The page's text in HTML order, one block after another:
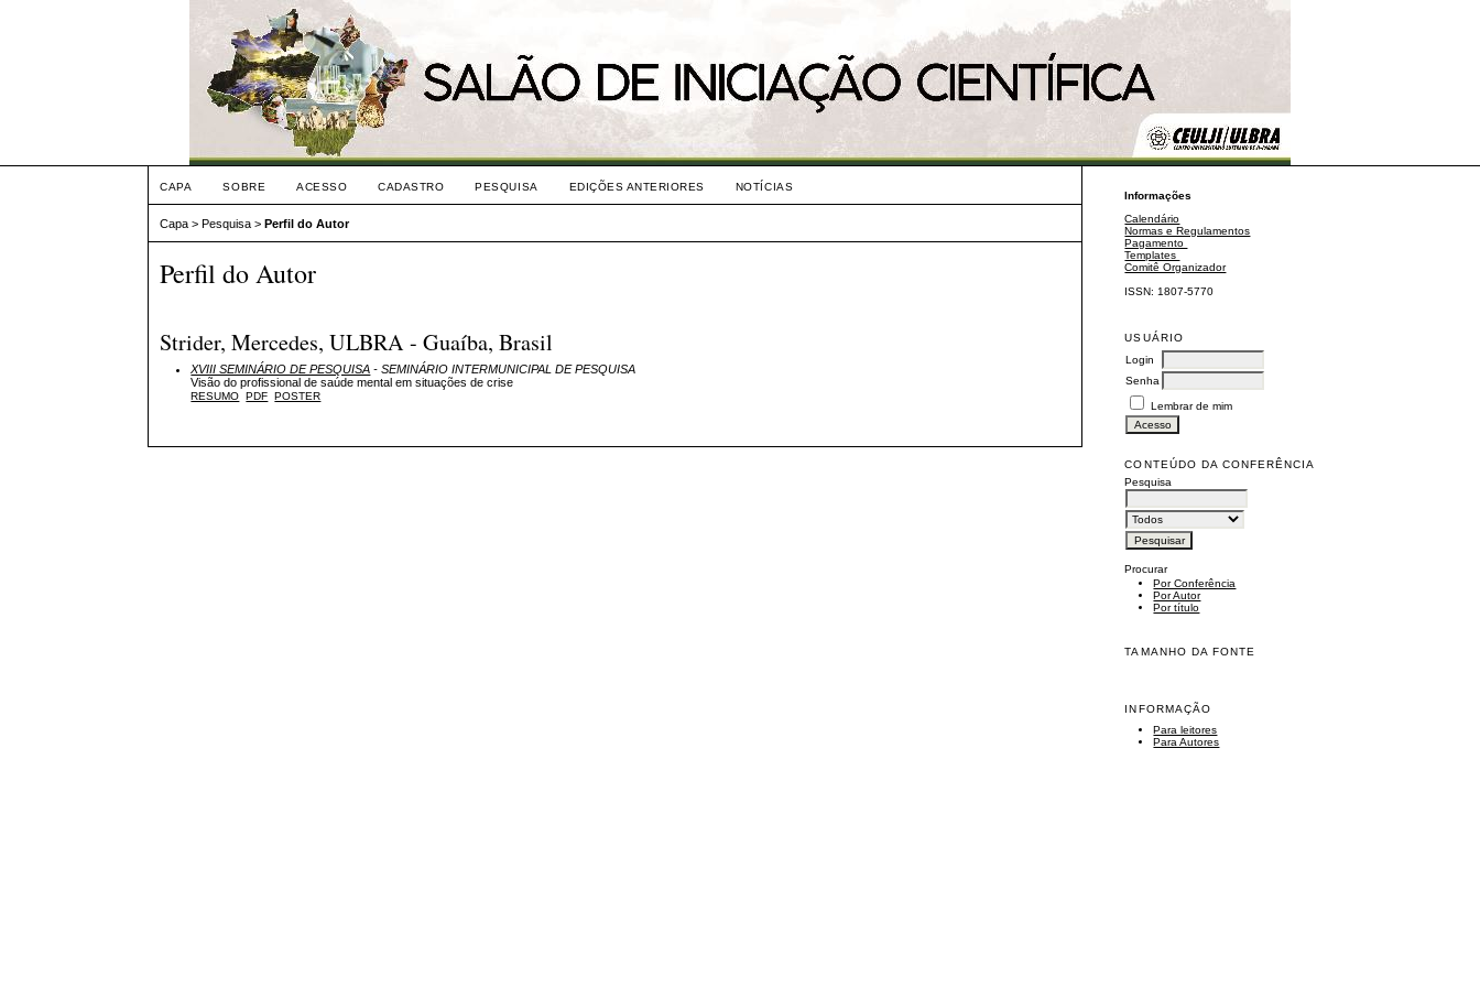
Informações
Calendário
Normas e Regulamentos
Pagamento
Templates
Comitê Organizador
ISSN: 1807-5770
USUÁRIO
Login
Senha
Lembrar de mim
CONTEÚDO DA CONFERÊNCIA
Pesquisa
Procurar
Por Conferência
Por Autor
Por título
TAMANHO DA FONTE
INFORMAÇÃO
Para leitores
Para Autores
CAPA SOBRE ACESSO CADASTRO PESQUISA EDIÇÕES ANTERIORES NOTÍCIAS
Capa >Pesquisa >Perfil do Autor
Perfil do Autor
Strider, Mercedes, ULBRA - Guaíba, Brasil
XVIII SEMINÁRIO DE PESQUISA - SEMINÁRIO INTERMUNICIPAL DE PESQUISA
Visão do profissional de saúde mental em situações de crise
RESUMO PDF POSTER